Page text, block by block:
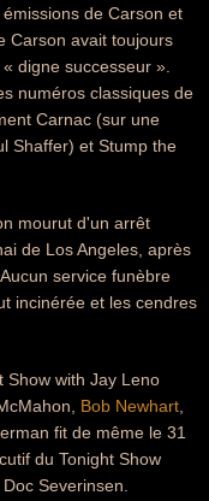
de Carson et
Carson avait toujours
digne successeur ».
numéros classiques de
Carnac (sur une
Shaffer) et Stump the
mourut d'un arrêt
de Los Angeles, après
service funèbre
incinérée et les cendres
Show with Jay Leno
Bob Newhart
fit de même le 31
du Tonight Show
Severinsen.